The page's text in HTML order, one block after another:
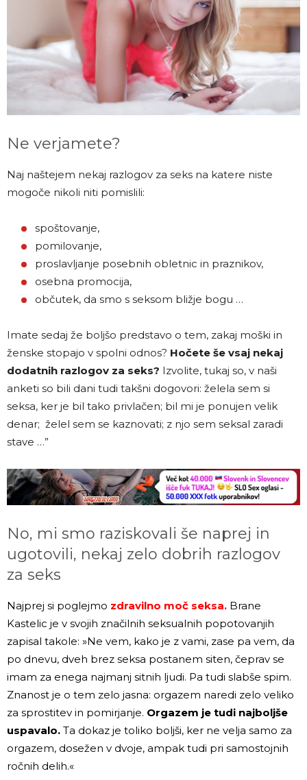
Ne verjamete?
Naj naštejem nekaj razlogov za seks na katere niste
mogoče nikoli niti pomislili:
spoštovanje,
pomilovanje,
proslavljanje posebnih obletnic in praznikov,
osebna promocija,
občutek, da smo s seksom bližje bogu …
Imate sedaj že boljšo predstavo o tem, zakaj moški in
ženske stopajo v spolni odnos? Hočete še vsaj nekaj
dodatnih razlogov za seks? Izvolite, tukaj so, v naši
anketi so bili dani tudi takšni dogovori: želela sem si
seksa, ker je bil tako privlačen; bil mi je ponujen velik
denar; želel sem se kaznovati; z njo sem seksal zaradi
stave …”
No, mi smo raziskovali še naprej in
ugotovili, nekaj zelo dobrih razlogov
za seks
Najprej si poglejmo zdravilno moč seksa. Brane
Kastelic je v svojih značilnih seksualnih popotovanjih
zapisal takole: »Ne vem, kako je z vami, zase pa vem, da
po dnevu, dveh brez seksa postanem siten, čeprav se
imam za enega najmanj sitnih ljudi. Pa tudi slabše spim.
Znanost je o tem zelo jasna: orgazem naredi zelo veliko
za sprostitev in pomirjanje. Orgazem je tudi najboljše
uspavalo. Ta dokaz je toliko boljši, ker ne velja samo za
orgazem, dosežen v dvoje, ampak tudi pri samostojnih
ročnih delih.«